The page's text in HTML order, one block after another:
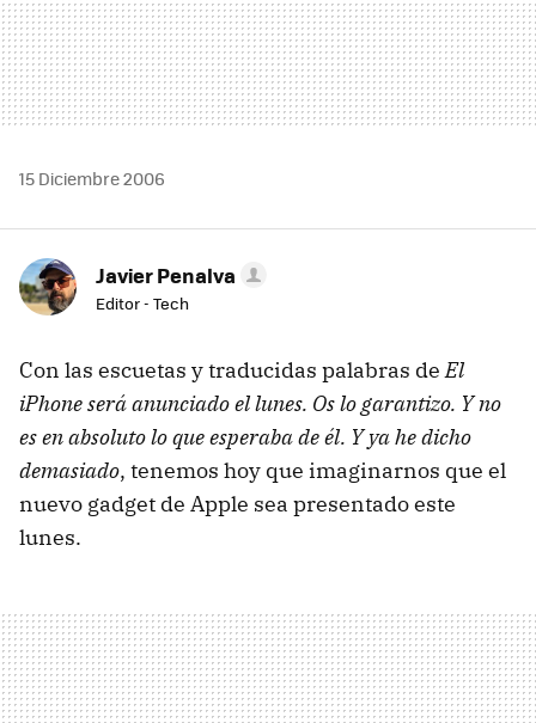
15 Diciembre 2006
Javier Penalva
Editor - Tech
Con las escuetas y traducidas palabras deEl
iPhone será anunciado el lunes. Os lo garantizo. Y no
es en absoluto lo que esperaba de él. Y ya he dicho
demasiado, tenemos hoy que imaginarnos que el
nuevo gadget de Apple sea presentado este
lunes.